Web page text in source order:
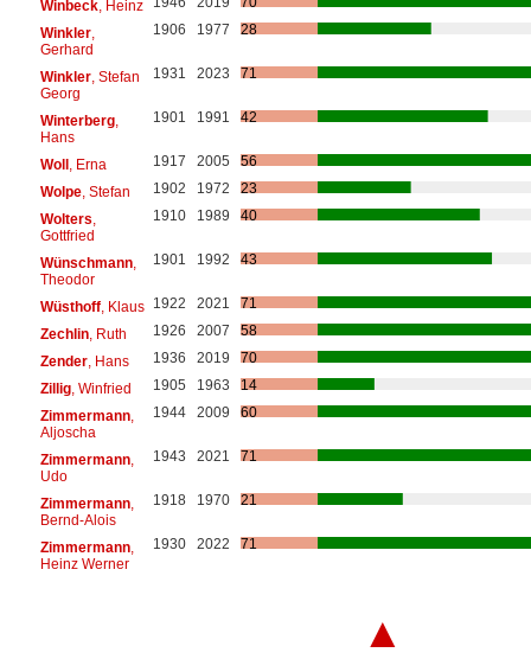
Winbeck, Heinz
Winkler,
Gerhard
1906 1977 28
Winkler, Stefan
Georg
1931 2023 71
Winterberg,
Hans
1901 1991 42
Woll, Erna 1917 2005
56
Wolpe, Stefan 1902 1972
23
Wolters
Gottfried
1910 1989 40
Wünschmann,
Theodor
1901 1992 43
Wüsthoff, Klaus 1922 2021
71
Zechlin, Ruth 1926 2007
58
Zender, Hans 1936 2019
70
Zillig, Winfried 1905 1963
14
Zimmermann,
Aljoscha
1944 2009 60
Zimmermann,
Udo
1943 2021 71
Zimmermann,
Bernd-Alois
1918 1970 21
Zimmermann,
Heinz Werner
1930 2022 71
▲